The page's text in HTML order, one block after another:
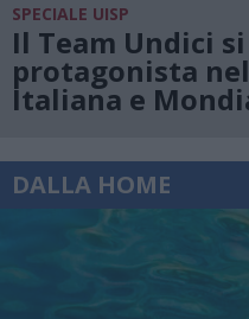
SPECIALE UISP
Il Team Undici
protagonista
Italiana e
DALLA HOME